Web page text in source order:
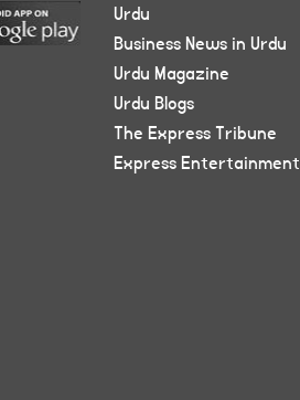
Urdu
Business News in Urdu
Urdu Magazine
Urdu Blogs
The Express Tribune
Express Entertainment